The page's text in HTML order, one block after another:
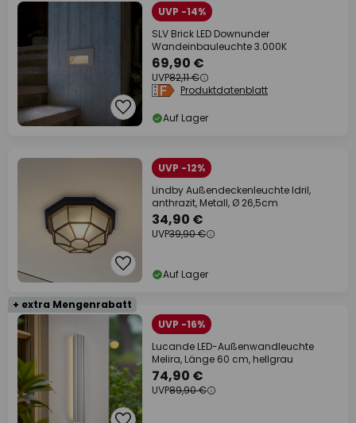
UVP -14%
SLV Brick LED Downunder
Wandeinbauleuchte 3.000K
69,90 €
UVP82,11 €
Produktdatenblatt
Auf Lager
UVP -12%
Lindby Außendeckenleuchte Idril,
anthrazit, Metall, Ø 26,5cm
34,90 €
UVP39,90 €
Auf Lager
+ extra Mengenrabatt
UVP -16%
Lucande LED-Außenwandleuchte
Melira, Länge 60 cm, hellgrau
74,90 €
UVP89,90 €